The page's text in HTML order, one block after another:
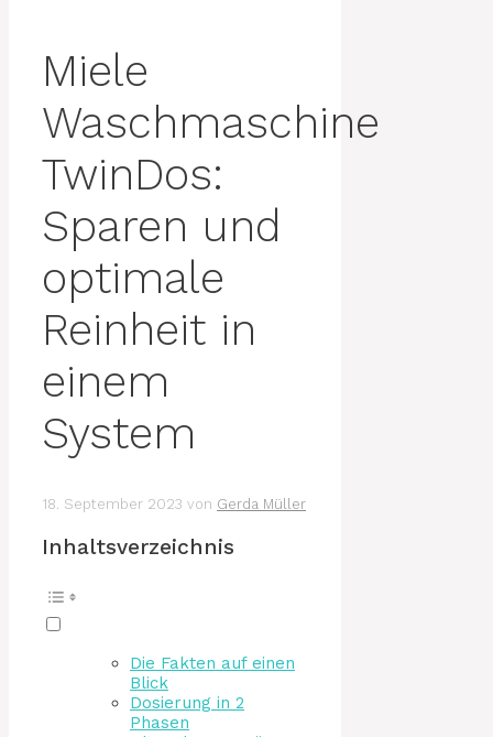
Miele
Waschmaschine
TwinDos:
Sparen und
optimale
Reinheit in
einem
System
18. September 2023 von Gerda Müller
Inhaltsverzeichnis
Die Fakten auf einen
Blick
Dosierung in 2
Phasen